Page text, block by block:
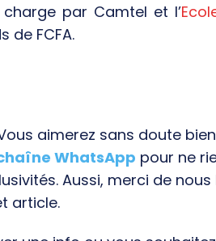
par Camtel et l’
de FCFA.
aimerez sans doute
WhatsApp pour ne
Aussi, merci de
article.